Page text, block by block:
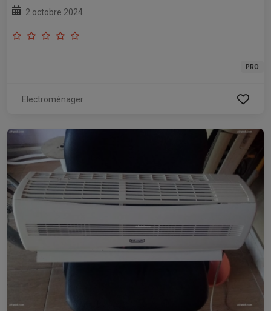
2 octobre 2024
PRO
Electroménager